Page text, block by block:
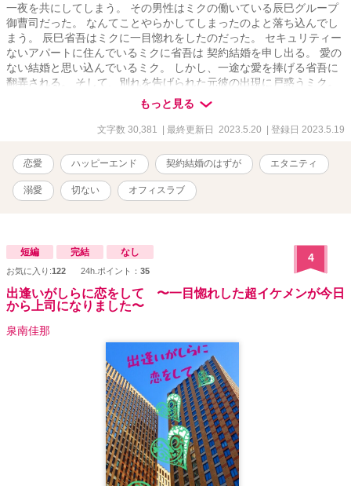
一夜を共にしてしまう。 その男性はミクの働いている辰巳グループ
御曹司だった。 なんてことやらかしてしまったのよと落ち込んでし
まう。 辰巳省吾はミクに一目惚れをしたのだった。 セキュリティー
ないアパートに住んでいるミクに省吾は 契約結婚を申し出る。 愛の
ない結婚と思い込んでいるミク。 しかし、一途な愛を捧げる省吾に
翻弄される。 そして、別れを告げられた元彼の出現に戸惑うミク。
省吾とミクはすれ違う気持ちを乗り越えていけるのだろうか。
もっと見る
文字数 30,381 | 最終更新日 2023.5.20 | 登録日 2023.5.19
恋愛 ハッピーエンド 契約結婚のはずが エタニティ
溺愛 切ない オフィスラブ
短編 完結 なし
お気に入り:122 24h.ポイント： 35
4
出逢いがしらに恋をして 〜一目惚れした超イケメンが今日
から上司になりました〜
泉南佳那